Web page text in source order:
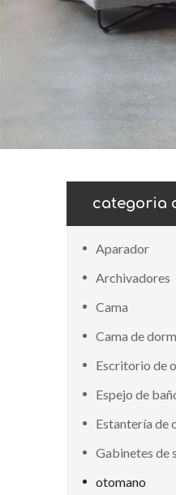
categoria
Aparador
Archivadores
Cama
Cama de
Escritorio de
Espejo de
Estantería de
Gabinetes de
otomano